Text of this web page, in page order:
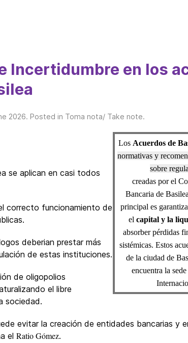
Incertidumbre en los
2026. Posted in Toma nota/ Take note.
Los Acuerdos de
normativas y
sobre
creadas por el
Bancaria de
principal es
el capital y la
absorber pérdidas
sistémicas. Estos
de la ciudad de
encuentra la
se aplican en casi todos
correcto funcionamiento de
deberian prestar más
de estas instituciones.
de oligopolios
el libre
sociedad.
evitar la creación de entidades bancarias y
el Ratio Gómez.